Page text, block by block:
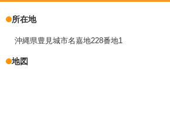
所在地
沖縄県豊見城市名嘉地228番地1
地図